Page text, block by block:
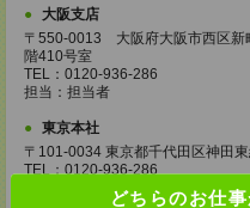
どちらのお仕
大阪支店
〒550-0013 大阪府大阪市西区新
階410号室
TEL：0120-936-286
担当：担当者
東京本社
〒101-0034 東京都千代田区神田
TEL：0120-936-286